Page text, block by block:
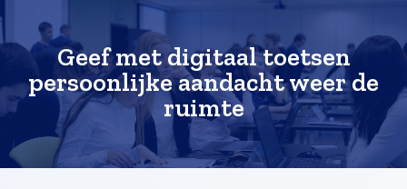
Geef met digitaal toetsen
persoonlijke aandacht weer de
ruimte